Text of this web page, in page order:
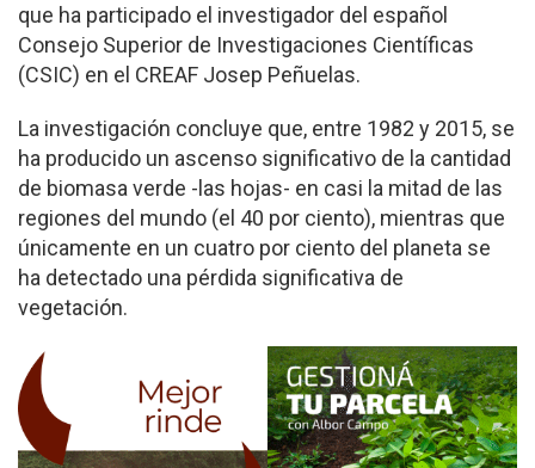
que ha participado el investigador del español
Consejo Superior de Investigaciones Científicas
(CSIC) en el CREAF Josep Peñuelas.
La investigación concluye que, entre 1982 y 2015, se
ha producido un ascenso significativo de la cantidad
de biomasa verde -las hojas- en casi la mitad de las
regiones del mundo (el 40 por ciento), mientras que
únicamente en un cuatro por ciento del planeta se
ha detectado una pérdida significativa de
vegetación.